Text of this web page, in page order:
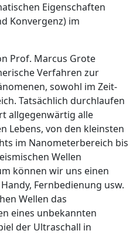
Eigenschaften
Konvergenz) im
Prof. Marcus Grote
Verfahren zur
sowohl im Zeit-
Tatsächlich durchlaufen
allgegenwärtig alle
Lebens, von den kleinsten
im Nanometerbereich bis
Wellen
können wir uns einen
Fernbedienung usw.
Wellen das
eines unbekannten
der Ultraschall in